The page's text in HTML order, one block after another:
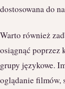
dostosowana do
Warto również
osiągnąć poprzez
grupy językowe.
oglądanie filmów,